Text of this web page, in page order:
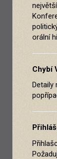
orální
Chybí
Detaily